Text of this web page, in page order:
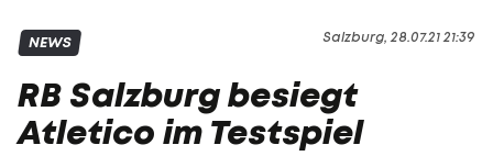
Salzburg, 28.07.21 21:39
NEWS
RB Salzburg besiegt
Atletico im Testspiel